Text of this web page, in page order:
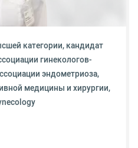
категории, кандидат
гинекологов-
эндометриоза,
медицины и хирургии,